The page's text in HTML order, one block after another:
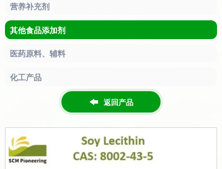
营养补充剂
其他食品添加剂
医药原料、辅料
化工产品
 返回产品